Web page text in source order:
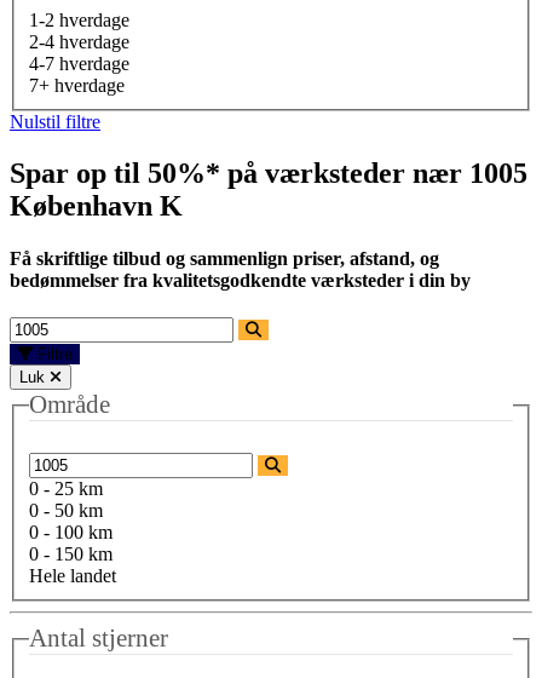
1-2 hverdage
2-4 hverdage
4-7 hverdage
7+ hverdage
Nulstil filtre
Spar op til 50%* på værksteder nær 1005
København K
Få skriftlige tilbud og sammenlign priser, afstand, og
bedømmelser fra kvalitetsgodkendte værksteder i din by
Filtre
Luk
Område
0 - 25 km
0 - 50 km
0 - 100 km
0 - 150 km
Hele landet
Antal stjerner